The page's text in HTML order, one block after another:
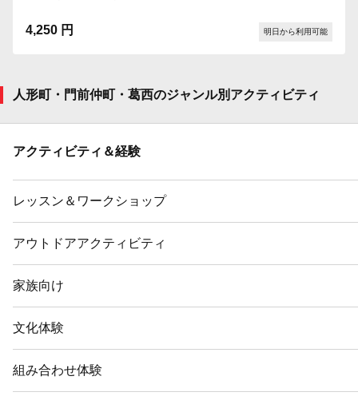
4,250 円 明日から利用可能
人形町・門前仲町・葛西のジャンル別アクティビティ
アクティビティ＆経験
レッスン＆ワークショップ
アウトドアアクティビティ
家族向け
文化体験
組み合わせ体験